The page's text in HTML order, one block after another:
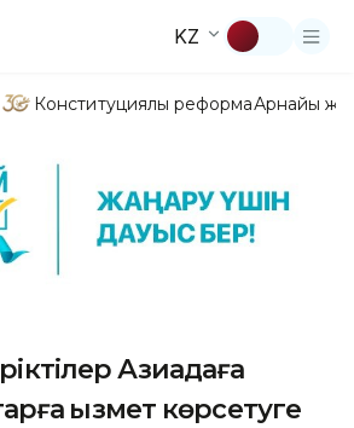
KZ
Конституциялық реформаАрнайы
Азиадаға
қызмет көрсетуге